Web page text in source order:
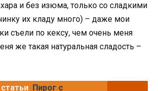
и без изюма, только со сладкими
их кладу много) – даже мои
съели по кексу, чем очень меня
же такая натуральная сладость –
Пирог с